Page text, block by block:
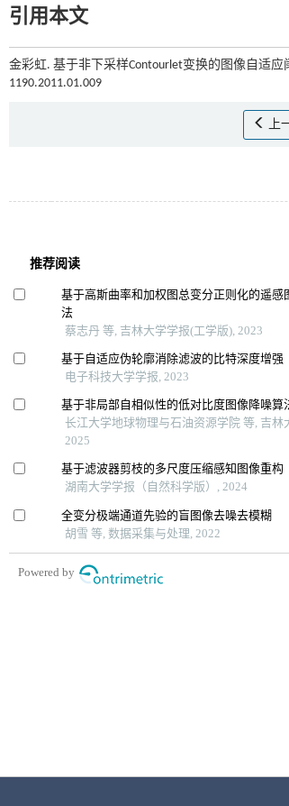
引用本文
金彩虹. 基于非下采样Contourlet变换的图像自适应
1190.2011.01.009
上